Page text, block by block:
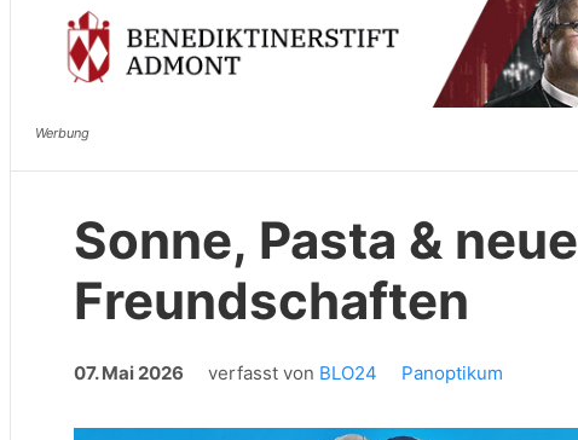
Sonne, Pasta & neue
Freundschaften
07. Mai 2026 verfasst von BLO24 Panoptikum